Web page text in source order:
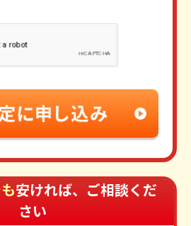
安ければ、ご相談くだ
さい